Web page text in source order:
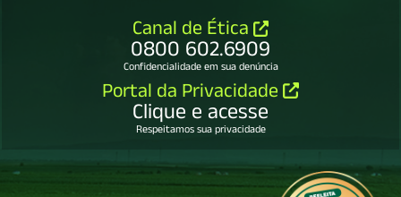
Canal de Ética
0800 602.6909
Confidencialidade em sua denúncia
Portal da Privacidade
Clique e acesse
Respeitamos sua privacidade